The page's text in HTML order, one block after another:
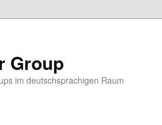
Group
im deutschsprachigen Raum